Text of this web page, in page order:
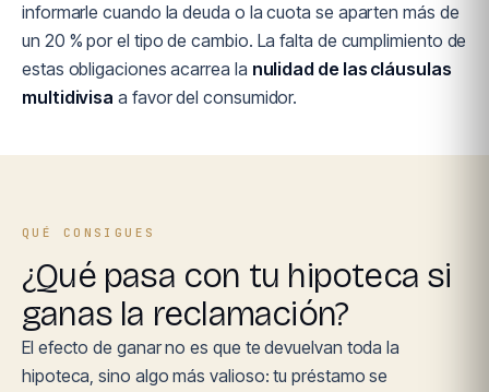
informarle cuando la deuda o la cuota se aparten más de
un 20 % por el tipo de cambio. La falta de cumplimiento de
estas obligaciones acarrea la nulidad de las cláusulas
multidivisa a favor del consumidor.
QUÉ CONSIGUES
¿Qué pasa con tu hipoteca si
ganas la reclamación?
El efecto de ganar no es que te devuelvan toda la
hipoteca, sino algo más valioso: tu préstamo se